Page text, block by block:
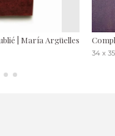
| María Argüelles
34 x